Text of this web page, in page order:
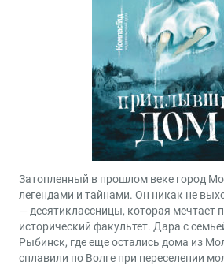
Затопленный в прошлом веке город
легендами и тайнами. Он никак не
— десятиклассницы, которая мечтает
исторический факультет. Дара с
Рыбинск, где еще остались дома из
сплавили по Волге при переселении